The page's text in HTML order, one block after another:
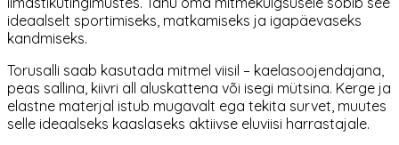
ideaalselt sportimiseks, matkamiseks ja igapäevaseks
kandmiseks.
Torusalli saab kasutada mitmel viisil – kaelasoojendajana,
peas sallina, kiivri all aluskattena või isegi mütsina. Kerge ja
elastne materjal istub mugavalt ega tekita survet, muutes
selle ideaalseks kaaslaseks aktiivse eluviisi harrastajale.